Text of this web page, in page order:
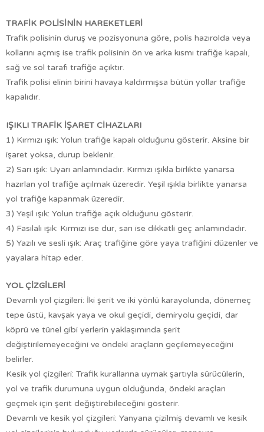
TRAFİK POLİSİNİN HAREKETLERİ
Trafik polisinin duruş ve pozisyonuna göre, polis hazırolda veya
kollarını açmış ise trafik polisinin ön ve arka kısmı trafiğe kapalı,
sağ ve sol tarafı trafiğe açıktır.
Trafik polisi elinin birini havaya kaldırmışsa bütün yollar trafiğe
kapalıdır.
IŞIKLI TRAFİK İŞARET CİHAZLARI
1) Kırmızı ışık: Yolun trafiğe kapalı olduğunu gösterir. Aksine bir
işaret yoksa, durup beklenir.
2) Sarı ışık: Uyarı anlamındadır. Kırmızı ışıkla birlikte yanarsa
hazırlan yol trafiğe açılmak üzeredir. Yeşil ışıkla birlikte yanarsa
yol trafiğe kapanmak üzeredir.
3) Yeşil ışık: Yolun trafiğe açık olduğunu gösterir.
4) Fasılalı ışık: Kırmızı ise dur, sarı ise dikkatli geç anlamındadır.
5) Yazılı ve sesli ışık: Araç trafiğine göre yaya trafiğini düzenler ve
yayalara hitap eder.
YOL ÇİZGİLERİ
Devamlı yol çizgileri: İki şerit ve iki yönlü karayolunda, dönemeç
tepe üstü, kavşak yaya ve okul geçidi, demiryolu geçidi, dar
köprü ve tünel gibi yerlerin yaklaşımında şerit
değiştirilemeyeceğini ve öndeki araçların geçilemeyeceğini
belirler.
Kesik yol çizgileri: Trafik kurallarına uymak şartıyla sürücülerin,
yol ve trafik durumuna uygun olduğunda, öndeki araçları
geçmek için şerit değiştirebileceğini gösterir.
Devamlı ve kesik yol çizgileri: Yanyana çizilmiş devamlı ve kesik